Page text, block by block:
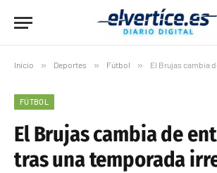
Inicio » Deportes » Fútbol » El Brujas cambia de
FÚTBOL
El Brujas cambia de
tras una temporada